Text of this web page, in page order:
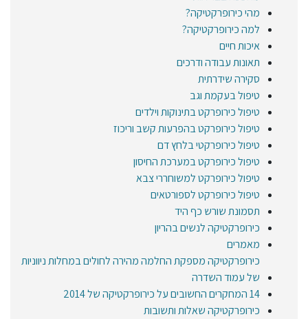
מהי כירופרקטיקה?
למה כירופרקטיקה?
איכות חיים
תאונות עבודה ודרכים
סקירה שידרתית
טיפול בעקמת וגב
טיפול כירופרקט בתינוקות וילדים
טיפול כירופרקט בהפרעות קשב וריכוז
טיפול כירופרקטי בלחץ דם
טיפול כירופרקט במערכת החיסון
טיפול כירופרקט למשוחררי צבא
טיפול כירופרקט לספורטאים
תסמונת שורש כף היד
כירופרקטיקה לנשים בהריון
מאמרים
כירופרקטיקה מספקת החלמה מהירה לחולים במחלות ניווניות
של עמוד השדרה
14 המחקרים החשובים על כירופרקטיקה של 2014
כירופרקטיקה שאלות ותשובות